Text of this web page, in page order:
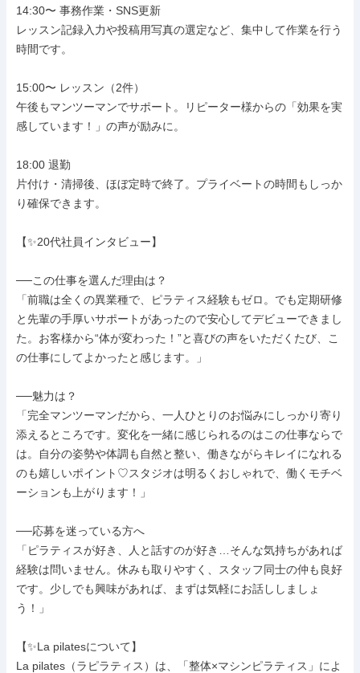
14:30〜 事務作業・SNS更新
レッスン記録入力や投稿用写真の選定など、集中して作業を行う
時間です。
15:00〜 レッスン（2件）
午後もマンツーマンでサポート。リピーター様からの「効果を実
感しています！」の声が励みに。
18:00 退勤
片付け・清掃後、ほぼ定時で終了。プライベートの時間もしっか
り確保できます。
【✨20代社員インタビュー】
──この仕事を選んだ理由は？
「前職は全くの異業種で、ピラティス経験もゼロ。でも定期研修
と先輩の手厚いサポートがあったので安心してデビューできまし
た。お客様から“体が変わった！”と喜びの声をいただくたび、こ
の仕事にしてよかったと感じます。」
──魅力は？
「完全マンツーマンだから、一人ひとりのお悩みにしっかり寄り
添えるところです。変化を一緒に感じられるのはこの仕事ならで
は。自分の姿勢や体調も自然と整い、働きながらキレイになれる
のも嬉しいポイント♡スタジオは明るくおしゃれで、働くモチベ
ーションも上がります！」
──応募を迷っている方へ
「ピラティスが好き、人と話すのが好き…そんな気持ちがあれば
経験は問いません。休みも取りやすく、スタッフ同士の仲も良好
です。少しでも興味があれば、まずは気軽にお話ししましょ
う！」
【✨La pilatesについて】
La pilates（ラピラティス）は、「整体×マシンピラティス」によ